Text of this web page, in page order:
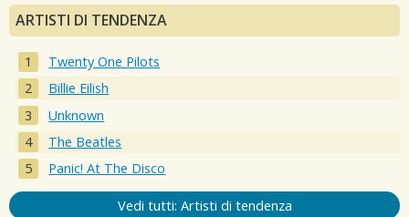
ARTISTI DI TENDENZA
Twenty One Pilots
Billie Eilish
Unknown
The Beatles
Panic! At The Disco
Vedi tutti: Artisti di tendenza